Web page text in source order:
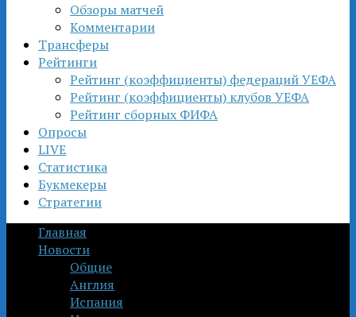
Обзоры матчей
Комментарии
Трансферы
Рейтинги
Рейтинг (коэффициенты) федераций УЕФА
Рейтинг (коэффициенты) клубов УЕФА
Рейтинг сборных ФИФА
Опросы
LIVE
Статистика
Букмекеры
Стратегии
Главная
Новости
Общие
Англия
Испания